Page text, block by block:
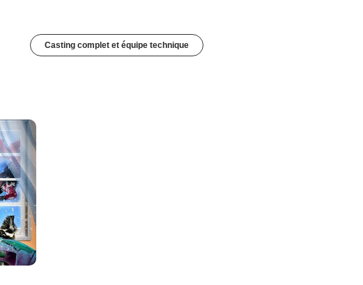
Casting complet et équipe technique